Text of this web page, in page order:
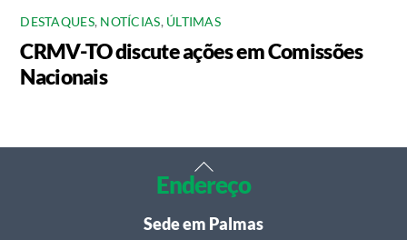
DESTAQUES, NOTÍCIAS, ÚLTIMAS
CRMV-TO discute ações em Comissões
Nacionais
Back
To
Top
Endereço
Sede em Palmas